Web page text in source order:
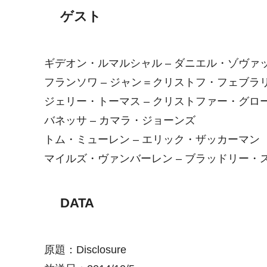
ゲスト
ギデオン・ルマルシャル – ダニエル・ゾヴァ
フランソワ – ジャン＝クリストフ・フェブラ
ジェリー・トーマス – クリストファー・グロ
バネッサ – カマラ・ジョーンズ
トム・ミューレン – エリック・ザッカーマン
マイルズ・ヴァンバーレン – ブラッドリー・
DATA
原題：Disclosure